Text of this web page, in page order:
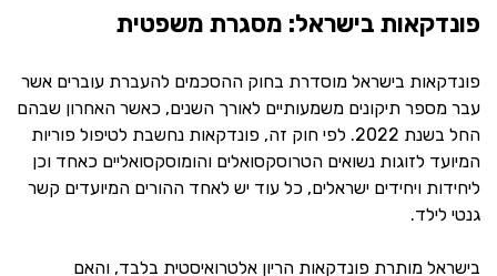
פונדקאות בישראל: מסגרת משפטית
פונדקאות בישראל מוסדרת בחוק ההסכמים להעברת עוברים אשר
עבר מספר תיקונים משמעותיים לאורך השנים, כאשר האחרון שבהם
החל בשנת 2022. לפי חוק זה, פונדקאות נחשבת לטיפול פוריות
המיועד לזוגות נשואים הטרוסקסואלים והומוסקסואליים כאחד וכן
ליחידות ויחידים ישראלים, כל עוד יש לאחד ההורים המיועדים קשר
גנטי לילד.
בישראל מותרת פונדקאות הריון אלטרואיסטית בלבד, והאם